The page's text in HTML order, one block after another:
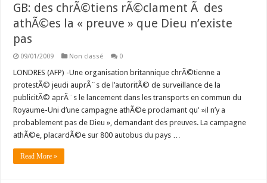
GB: des chrÃ©tiens rÃ©clament Ã des
athÃ©es la « preuve » que Dieu n’existe
pas
09/01/2009 Non classé 0
LONDRES (AFP) -Une organisation britannique chrÃ©tienne a
protestÃ© jeudi auprÃ¨s de l’autoritÃ© de surveillance de la
publicitÃ© aprÃ¨s le lancement dans les transports en commun du
Royaume-Uni d’une campagne athÃ©e proclamant qu' »il n’y a
probablement pas de Dieu », demandant des preuves. La campagne
athÃ©e, placardÃ©e sur 800 autobus du pays …
Read More »